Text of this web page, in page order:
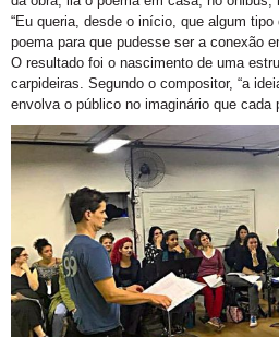
“Eu queria, desde o início, que algum
poema para que pudesse ser a conexão
O resultado foi o nascimento de uma
carpideiras. Segundo o compositor, “a
envolva o público no imaginário que cada